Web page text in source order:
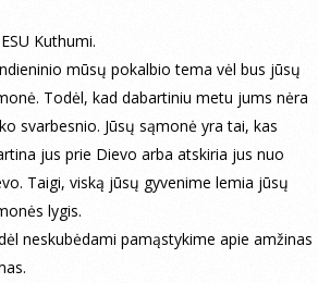
Kuthumi.
mūsų pokalbio tema vėl bus jūsų
Todėl, kad dabartiniu metu jums nėra
svarbesnio. Jūsų sąmonė yra tai, kas
jus prie Dievo arba atskiria jus nuo
Taigi, viską jūsų gyvenime lemia jūsų
lygis.
neskubėdami pamąstykime apie amžinas